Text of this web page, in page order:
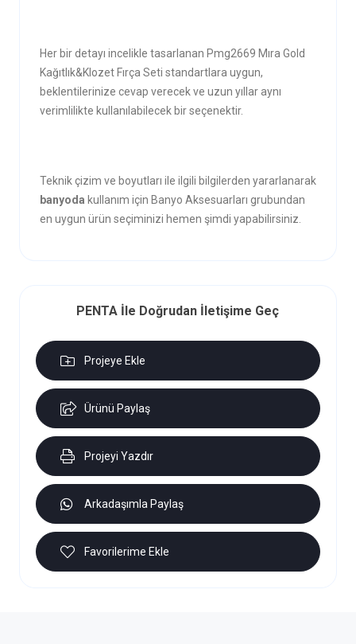
Her bir detayı incelikle tasarlanan Pmg2669 Mıra Gold
Kağıtlık&Klozet Fırça Seti standartlara uygun,
beklentilerinize cevap verecek ve uzun yıllar aynı
verimlilikte kullanılabilecek bir seçenektir.
Teknik çizim ve boyutları ile ilgili bilgilerden yararlanarak
banyoda kullanım için Banyo Aksesuarları grubundan
en uygun ürün seçiminizi hemen şimdi yapabilirsiniz.
PENTA İle Doğrudan İletişime Geç
Projeye Ekle
Ürünü Paylaş
Projeyi Yazdır
Arkadaşımla Paylaş
Favorilerime Ekle